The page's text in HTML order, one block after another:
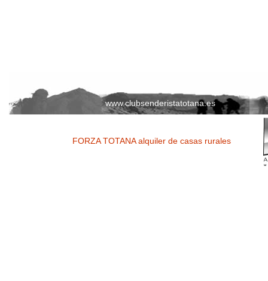
www.clubsenderistatotana.es
FORZA TOTANA alquiler de casas rurales